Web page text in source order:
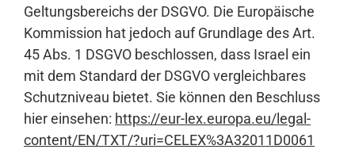
Geltungsbereichs der DSGVO. Die Europäische
Kommission hat jedoch auf Grundlage des Art.
45 Abs. 1 DSGVO beschlossen, dass Israel ein
mit dem Standard der DSGVO vergleichbares
Schutzniveau bietet. Sie können den Beschluss
hier einsehen: https://eur-lex.europa.eu/legal-
content/EN/TXT/?uri=CELEX%3A32011D0061